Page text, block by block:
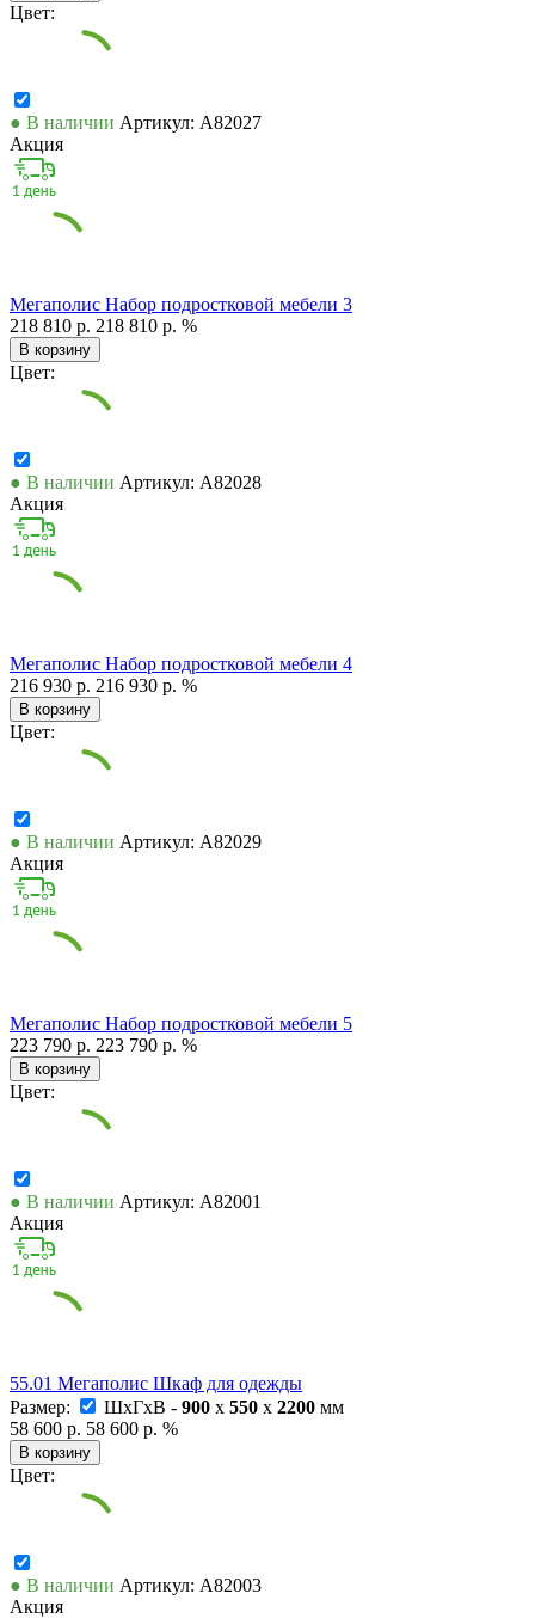
Цвет:
● В наличии Артикул: А82027
Акция
Мегаполис Набор подростковой мебели 3
218 810 р. 218 810 р. %
В корзину
Цвет:
● В наличии Артикул: А82028
Акция
Мегаполис Набор подростковой мебели 4
216 930 р. 216 930 р. %
В корзину
Цвет:
● В наличии Артикул: А82029
Акция
Мегаполис Набор подростковой мебели 5
223 790 р. 223 790 р. %
В корзину
Цвет:
● В наличии Артикул: А82001
Акция
55.01 Мегаполис Шкаф для одежды
Размер:
ШxГxВ - 900 x 550 x 2200 мм
58 600 р. 58 600 р. %
В корзину
Цвет:
● В наличии Артикул: А82003
Акция